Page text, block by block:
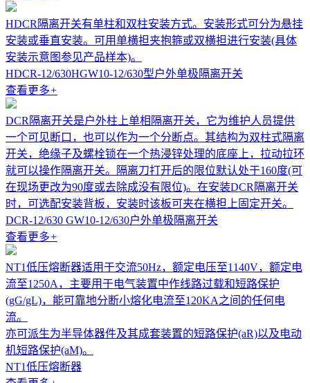
HDCR隔离开关有单柱和双柱安装方式。安装形式可分为悬挂
安装或垂直安装。可用单横担夹抱箍或双横担进行安装(具体
安装示意图参见产品样本)。
HDCR-12/630HGW10-12/630型户外单极隔离开关
查看更多+
DCR隔离开关是户外柱上单相隔离开关，它为维护人员提供
一个可见断口，也可以作为一个分断点。其结构为双柱式隔离
开关，绝缘子及螺栓锁在一个热浸锌处理的底座上，拉动拉环
就可以操作隔离开关。隔离刀打开后的限位默认处于160度(可
在现场更改为90度或去除成没有限位)。在安装DCR隔离开关
时，可选配安装背板，安装时该板可夹在横担上固定开关。
DCR-12/630 GW10-12/630户外单极隔离开关
查看更多+
NT1低压熔断器适用于交流50Hz，额定电压至1140V，额定电
流至1250A，主要用于电气装置中作线路过载和短路保护
(gG/gL)，能可靠地分断小熔化电流至120KA之间的任何电
流。
亦可派生为半导体器件及其成套装置的短路保护(aR)以及电动
机短路保护(aM)。
NT1低压熔断器